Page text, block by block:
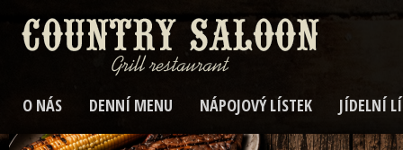
O NÁS DENNÍ MENU NÁPOJOVÝ LÍSTEK JÍDELNÍ